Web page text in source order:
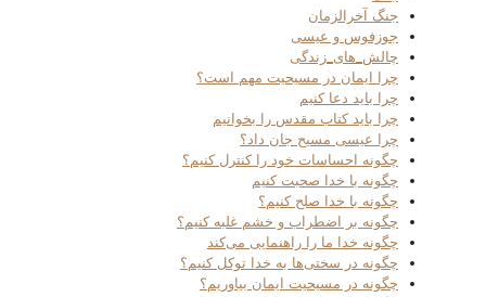
جنگ آخرالزمان
جوزفوس و عیسی
چالش_های_زندگی
چرا ایمان در مسیحیت مهم است؟
چرا باید دعا کنیم
چرا باید کتاب مقدس را بخوانیم
چرا عیسی مسیح جان داد؟
چگونه احساسات خود را کنترل کنیم؟
چگونه با خدا صحبت کنیم
چگونه با خدا صلح کنیم؟
چگونه بر اضطراب و خشم غلبه کنیم؟
چگونه خدا ما را راهنمایی می‌کند
چگونه در سختی‌ها به خدا توکل کنیم؟
چگونه در مسیحیت ایمان بیاوریم؟